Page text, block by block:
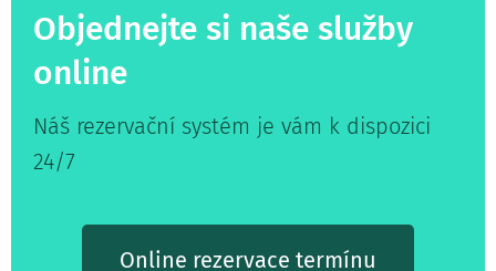
Objednejte si naše služby
online
Náš rezervační systém je vám k dispozici
24/7
Online rezervace termínu